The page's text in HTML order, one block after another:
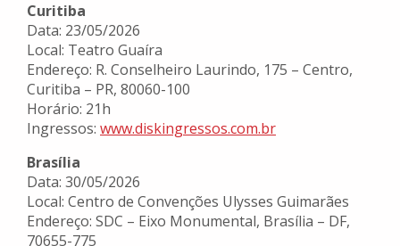
Curitiba
Data: 23/05/2026
Local: Teatro Guaíra
Endereço: R. Conselheiro Laurindo, 175 – Centro,
Curitiba – PR, 80060-100
Horário: 21h
Ingressos: www.diskingressos.com.br
Brasília
Data: 30/05/2026
Local: Centro de Convenções Ulysses Guimarães
Endereço: SDC – Eixo Monumental, Brasília – DF,
70655-775